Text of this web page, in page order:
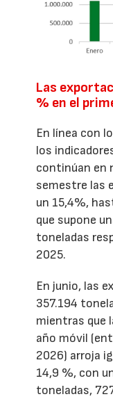
Las
% en el
En línea con
los
continúan en
semestre las
un 15,4%,
que supone
toneladas
2025.
En junio, las
357.194
mientras que
año móvil
2026) arroja
14,9 %, con
toneladas,